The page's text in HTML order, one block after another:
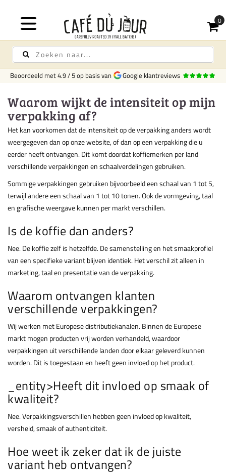
Beoordeeld met4.9/5op basis van Google klantreviews
Waarom wijkt de intensiteit op mijn
verpakking af?
Het kan voorkomen dat de intensiteit op de verpakking anders wordt
weergegeven dan op onze website, of dan op een verpakking die u
eerder heeft ontvangen. Dit komt doordat koffiemerken per land
verschillende verpakkingen en schaalverdelingen gebruiken.
Sommige verpakkingen gebruiken bijvoorbeeld een schaal van 1 tot 5,
terwijl andere een schaal van 1 tot 10 tonen. Ook de vormgeving, taal
en grafische weergave kunnen per markt verschillen.
Is de koffie dan anders?
Nee. De koffie zelf is hetzelfde. De samenstelling en het smaakprofiel
van een specifieke variant blijven identiek. Het verschil zit alleen in
marketing, taal en presentatie van de verpakking.
Waarom ontvangen klanten
verschillende verpakkingen?
Wij werken met Europese distributiekanalen. Binnen de Europese
markt mogen producten vrij worden verhandeld, waardoor
verpakkingen uit verschillende landen door elkaar geleverd kunnen
worden. Dit is toegestaan en heeft geen invloed op het product.
_entity>Heeft dit invloed op smaak of
kwaliteit?
Nee. Verpakkingsverschillen hebben geen invloed op kwaliteit,
versheid, smaak of authenticiteit.
Hoe weet ik zeker dat ik de juiste
variant heb ontvangen?